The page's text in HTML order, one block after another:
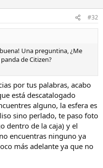
#32
Una preguntina, ¿Me
de Citizen?
por tus palabras, acabo
está descatalogado
alguno, la esfera es
sino perlado, te paso foto
dentro de la caja) y el
encuentras ninguno ya
más adelante ya que no